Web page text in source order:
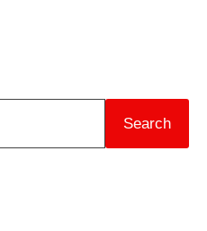
Search